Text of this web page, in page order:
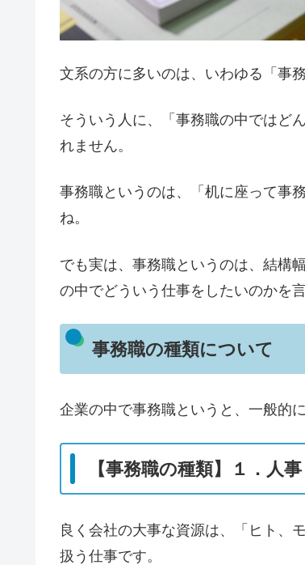
文系の方に多いのは、いわゆる「事
そういう人に、「事務職の中ではど
れません。
事務職というのは、「机に座って事
ね。
でも実は、事務職というのは、結構
の中でどういう仕事をしたいのかを
事務職の種類について
企業の中で事務職というと、一般的
【事務職の種類】１．人事
良く会社の大事な資源は、「ヒト、
扱う仕事です。